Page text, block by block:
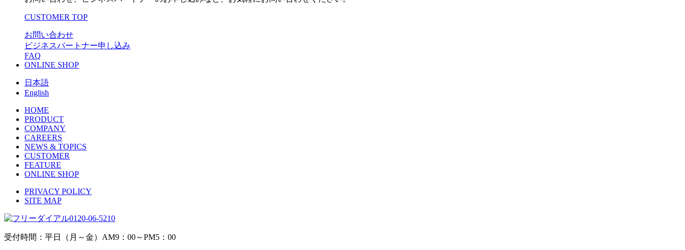
CUSTOMER TOP
お問い合わせ
ビジネスパートナー申し込み
FAQ
ONLINE SHOP
日本語
English
HOME
PRODUCT
COMPANY
CAREERS
NEWS & TOPICS
CUSTOMER
FEATURE
ONLINE SHOP
PRIVACY POLICY
SITE MAP
0120-06-5210
受付時間：平日（月～金）AM9：00～PM5：00